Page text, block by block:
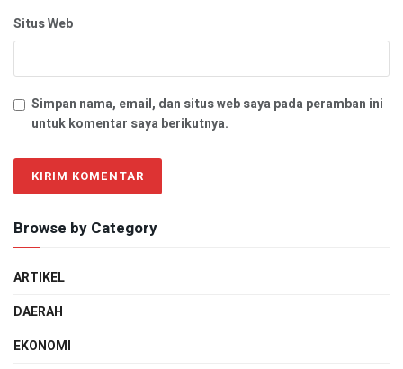
Situs Web
Simpan nama, email, dan situs web saya pada peramban ini
untuk komentar saya berikutnya.
Browse by Category
ARTIKEL
DAERAH
EKONOMI